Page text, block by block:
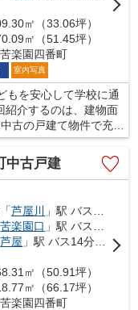
㎡（33.06坪）
㎡（51.45坪）
楽園四番町
室内写真
もを安心して学校に通
紹介するのは、建物面
古の戸建て物件で充実
、開放感のある生活を
陽線苦楽園口付近で、
マイホームの購入をご
中古戸建
芦屋川 」駅 バス10分 「苦楽園」 停歩14分
苦楽園口 」駅 バス6分 「苦楽園」 停歩14分
芦屋 」駅 バス14分 「苦楽園」 停歩16分
㎡（50.91坪）
㎡（66.17坪）
楽園四番町